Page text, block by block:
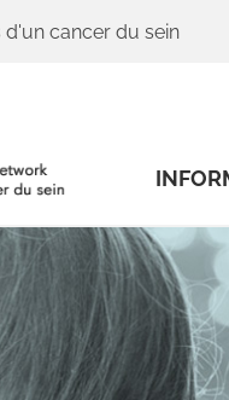
d'un cancer du sein